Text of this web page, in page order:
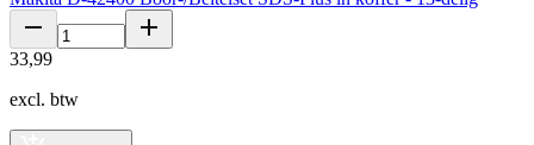
33,99
excl. btw